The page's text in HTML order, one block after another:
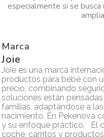
especialmente si se busca
Marca
Joie
Joie es una marca
productos para bebé con
precio, combinando
soluciones están
familias, adaptándose a
nacimiento. En Pekenova
y su enfoque práctico. El
coche, carritos y